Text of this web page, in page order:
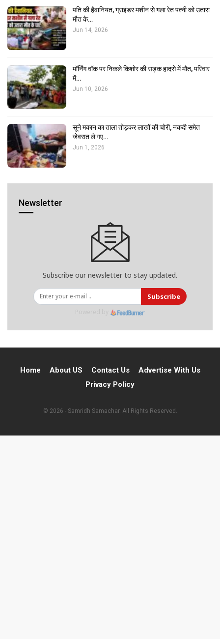
पति की हैवानियत, ग्राइंडर मशीन से गला रेत पत्नी को उतारा
मौत के…
Jun 14, 2026
मॉर्निंग वॉक पर निकले किशोर की सड़क हादसे में मौत, परिवार
में…
Jun 10, 2026
सूने मकान का ताला तोड़कर लाखों की चोरी, नकदी समेत
जेवरात ले गए…
Jun 1, 2026
Newsletter
Subscribe our newsletter to stay updated.
Subscribe
Home About US Contact Us
Advertise With Us
Privacy Policy
© 2026 - Samridh Samachar. All Rights Reserved.